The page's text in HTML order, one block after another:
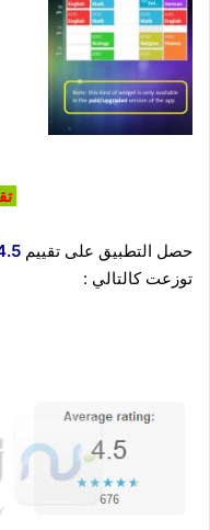
حصل التطبيق على تقييم
توزعت كالتالي :